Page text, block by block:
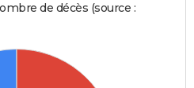
de décès (source :